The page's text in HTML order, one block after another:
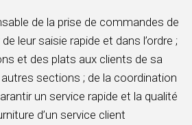
de la prise de commandes de
leur saisie rapide et dans l’ordre ;
et des plats aux clients de sa
sections ; de la coordination
un service rapide et la qualité
d’un service client